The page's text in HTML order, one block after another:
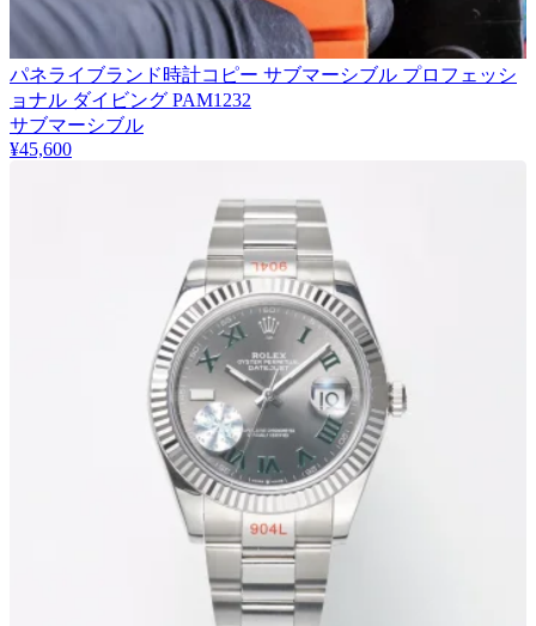
パネライブランド時計コピー サブマーシブル プロフェッシ
ョナル ダイビング PAM1232
サブマーシブル
¥45,600